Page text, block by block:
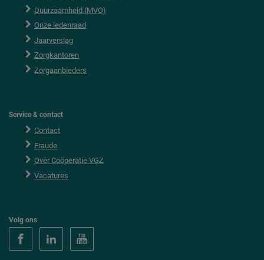
Duurzaamheid (MVO)
Onze ledenraad
Jaarverslag
Zorgkantoren
Zorgaanbieders
Service & contact
Contact
Fraude
Over Coöperatie VGZ
Vacatures
Volg ons